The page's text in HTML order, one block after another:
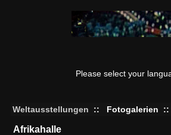
Please select your
Weltausstellungen :: Fotogalerien ::
Afrikahalle